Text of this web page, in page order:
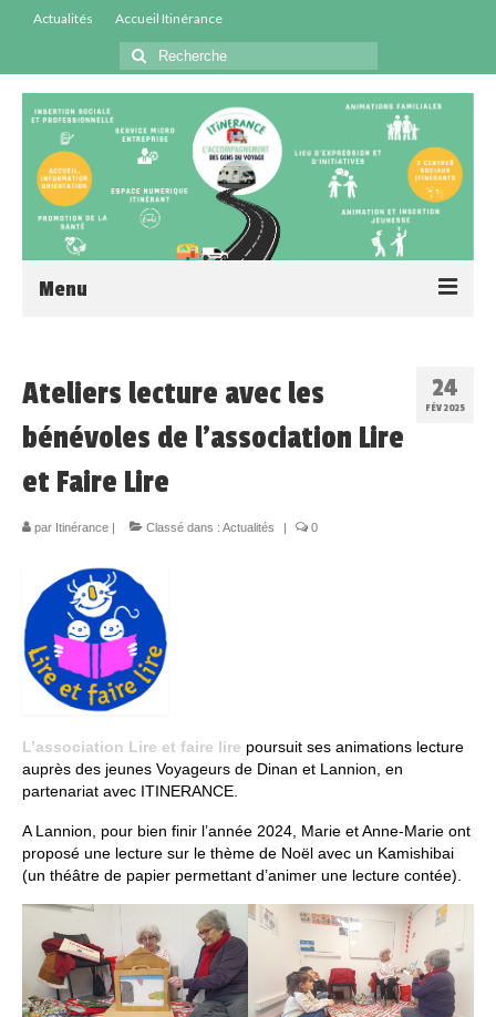
Actualités Accueil Itinérance
Menu
Centres Sociaux
Service Insertion
Médiation Santé
Espace Bénévoles
Scolarisation
LE SOUTIEN SCOLAIRE
Le CNED
L’UPS
Actualités
Espace Numérique
Espace ressources à ITINERANCE
ITINERANCE en vidéos !
24
FÉV 2025
Ateliers lecture avec les
bénévoles de l’association Lire
et Faire Lire
par Itinérance | Classé dans : Actualités | 0
L’association Lire et faire lire poursuit ses animations lecture
auprès des jeunes Voyageurs de Dinan et Lannion, en
partenariat avec ITINERANCE.
A Lannion, pour bien finir l’année 2024, Marie et Anne-Marie ont
proposé une lecture sur le thème de Noël avec un Kamishibai
(un théâtre de papier permettant d’animer une lecture contée).